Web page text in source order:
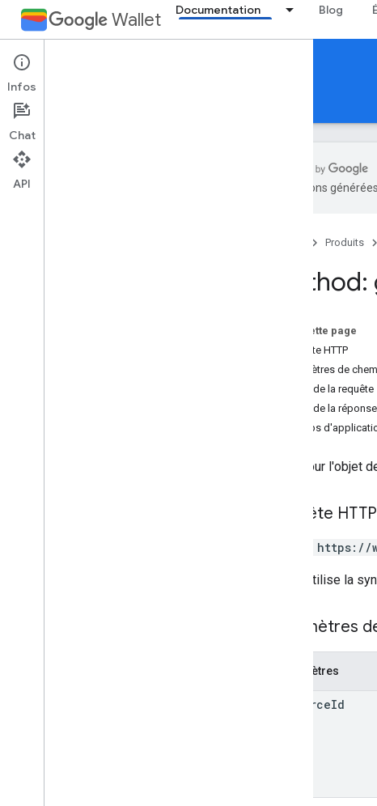
Wallet Documentation Blog
Reference Documentation
REST
traductions
Produits
Sur cette page
Requête HTTP
Paramètres de
Corps de la requête
Corps de la réponse
Champs
Met à jour l'objet
Requête HTTP
PATCH
L'URL utilise la
Paramètres
Paramètres
resourceId
Infos
Chat
API